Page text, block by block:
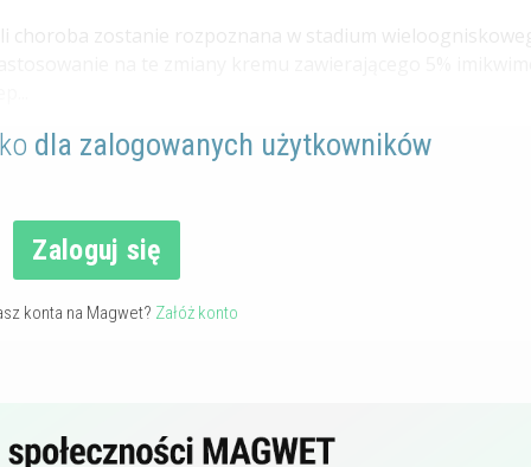
choroba zostanie rozpoznana w stadium
dla zalogowanych użytkowników
Zaloguj się
konta na Magwet? Załóż konto